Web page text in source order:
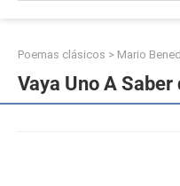
Poemas clásicos > Mario
Vaya Uno A